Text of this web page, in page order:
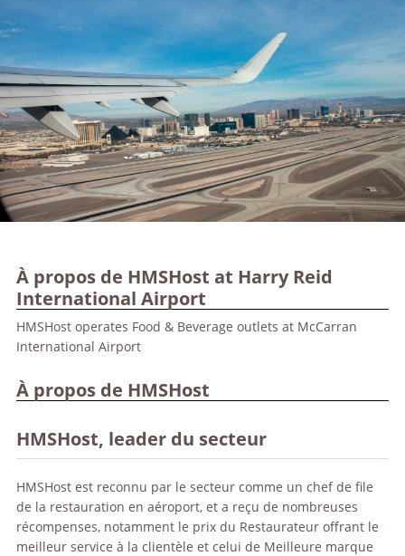
À propos de HMSHost at Harry Reid
International Airport
HMSHost operates Food & Beverage outlets at McCarran
International Airport
À propos de HMSHost
HMSHost, leader du secteur
HMSHost est reconnu par le secteur comme un chef de file
de la restauration en aéroport, et a reçu de nombreuses
récompenses, notamment le prix du Restaurateur offrant le
meilleur service à la clientèle et celui de Meilleure marque